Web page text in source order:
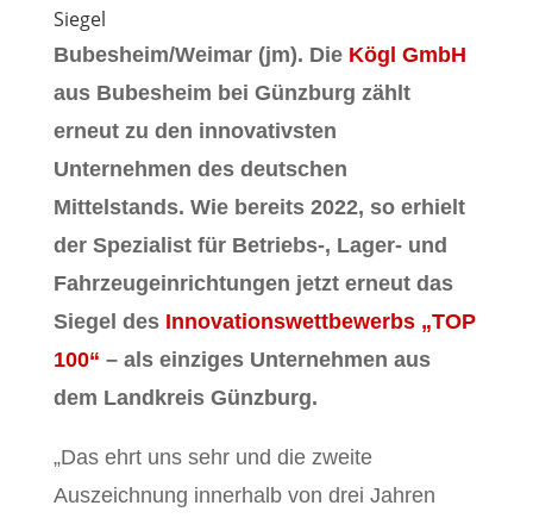
Siegel
Bubesheim/Weimar (jm). Die Kögl GmbH
aus Bubesheim bei Günzburg zählt
erneut zu den innovativsten
Unternehmen des deutschen
Mittelstands. Wie bereits 2022, so erhielt
der Spezialist für Betriebs-, Lager- und
Fahrzeugeinrichtungen jetzt erneut das
Siegel des Innovationswettbewerbs „TOP
100“ – als einziges Unternehmen aus
dem Landkreis Günzburg.
„Das ehrt uns sehr und die zweite
Auszeichnung innerhalb von drei Jahren